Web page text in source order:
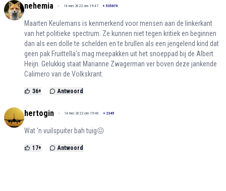
nehemia 14 mei 2022 om 19:47 + 535670
Maarten Keulemans is kenmerkend voor mensen aan de linkerkant
van het politieke spectrum. Ze kunnen niet tegen kritiek en beginnen
dan als een dolle te schelden en te brullen als een jengelend kind dat
geen pak Fruittella's mag meepakken uit het snoeppad bij de Albert
Heijn. Gelukkig staat Marianne Zwagerman ver boven deze jankende
Calimero van de Volkskrant.
36+ Antwoord
hertogin 14 mei 2022 om 19:46 + 2345
Wat 'n vuilspuiter bah tuig😖
17+ Antwoord